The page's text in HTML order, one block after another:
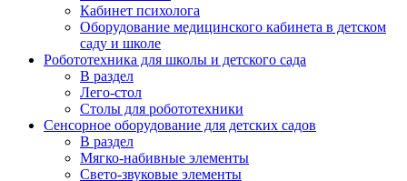
Кабинет психолога
Оборудование медицинского кабинета в детском
саду и школе
Робототехника для школы и детского сада
В раздел
Лего-стол
Столы для робототехники
Сенсорное оборудование для детских садов
В раздел
Мягко-набивные элементы
Свето-звуковые элементы